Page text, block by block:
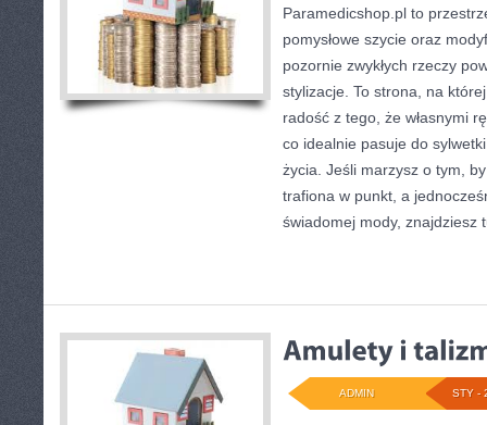
Paramedicshop.pl to
pomysłowe szycie oraz
pozornie zwykłych rzeczy
stylizacje. To strona, na
radość z tego, że własnymi
co idealnie pasuje do
życia. Jeśli marzysz o tym,
trafiona w punkt, a
świadomej mody, znajdziesz
STY -
ADMIN